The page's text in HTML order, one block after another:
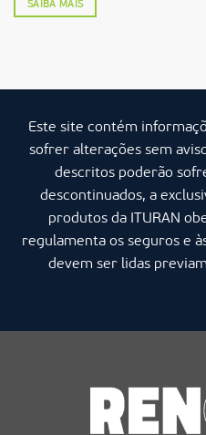
SAIBA MAIS
Este site contém
sofrer alterações sem
descritos poderão
descontinuados, a
produtos da ITURAN
regulamenta os seguros e
devem ser lidas